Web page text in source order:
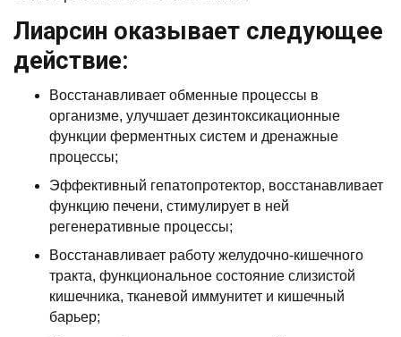
Лиарсин оказывает следующее
действие:
Восстанавливает обменные процессы в
организме, улучшает дезинтоксикационные
функции ферментных систем и дренажные
процессы;
Эффективный гепатопротектор, восстанавливает
функцию печени, стимулирует в ней
регенеративные процессы;
Восстанавливает работу желудочно-кишечного
тракта, функциональное состояние слизистой
кишечника, тканевой иммунитет и кишечный
барьер;